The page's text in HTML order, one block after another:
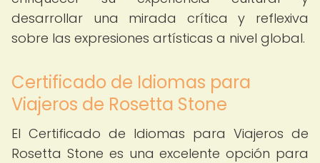
desarrollar una mirada crítica y reflexiva
sobre las expresiones artísticas a nivel global.
Certificado de Idiomas para
Viajeros de Rosetta Stone
El Certificado de Idiomas para Viajeros de
Rosetta Stone es una excelente opción para